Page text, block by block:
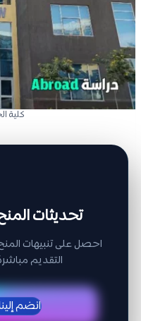
كلية
تحديثات
احصل على تنبيهات
التقديم
انضم